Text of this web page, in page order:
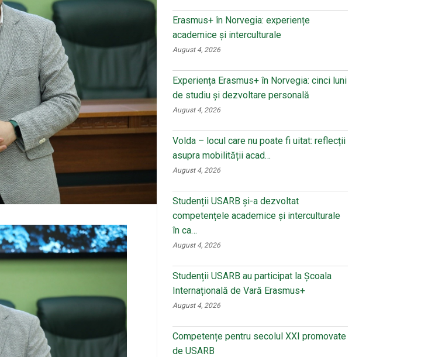
Erasmus+ în Norvegia: experiențe
academice și interculturale
August 4, 2026
Experiența Erasmus+ în Norvegia: cinci luni
de studiu și dezvoltare personală
August 4, 2026
Volda – locul care nu poate fi uitat: reflecții
asupra mobilității acad…
August 4, 2026
Studenții USARB și-a dezvoltat
competențele academice și interculturale
în ca…
August 4, 2026
Studenții USARB au participat la Școala
Internațională de Vară Erasmus+
August 4, 2026
Competențe pentru secolul XXI promovate
de USARB